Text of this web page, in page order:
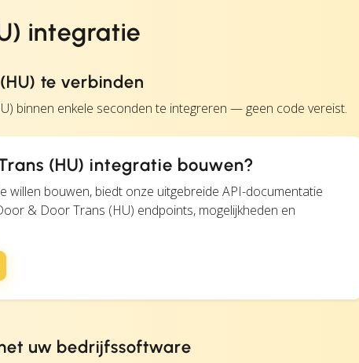
integratie
te verbinden
binnen enkele seconden te integreren — geen code vereist.
(HU) integratie bouwen?
willen bouwen, biedt onze uitgebreide API-documentatie
& Door Trans (HU) endpoints, mogelijkheden en
uw bedrijfssoftware